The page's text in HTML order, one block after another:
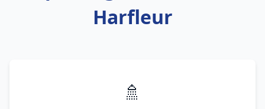
Harfleur
🚿